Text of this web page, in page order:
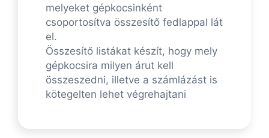
melyeket gépkocsinként
csoportosítva összesítő fedlappal lát
el.
Összesítő listákat készít, hogy mely
gépkocsira milyen árut kell
összeszedni, illetve a számlázást is
kötegelten lehet végrehajtani